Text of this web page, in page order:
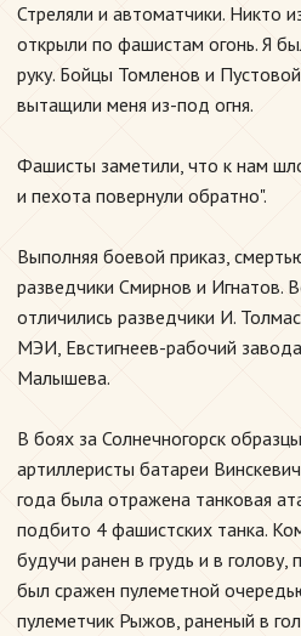
Стреляли и автоматчики. Никто
открыли по фашистам огонь. Я
руку. Бойцы Томленов и
вытащили меня из-под огня.
Фашисты заметили, что к нам
и пехота повернули обратно".
Выполняя боевой приказ,
разведчики Смирнов и Игнатов.
отличились разведчики И.
МЭИ, Евстигнеев-рабочий
Малышева.
В боях за Солнечногорск
артиллеристы батареи
года была отражена танковая
подбито 4 фашистских танка.
будучи ранен в грудь и в
был сражен пулеметной
пулеметчик Рыжов, раненый в